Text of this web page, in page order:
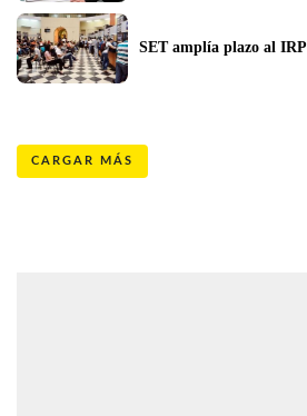
SET amplía plazo al IRP
CARGAR MÁS